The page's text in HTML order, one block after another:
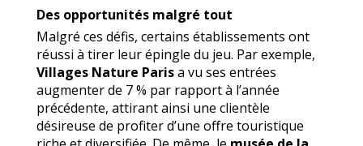
Des opportunités malgré tout
Malgré ces défis, certains établissements ont
réussi à tirer leur épingle du jeu. Par exemple,
Villages Nature Parisa vu ses entrées
augmenter de 7 % par rapport à l’année
précédente, attirant ainsi une clientèle
désireuse de profiter d’une offre touristique